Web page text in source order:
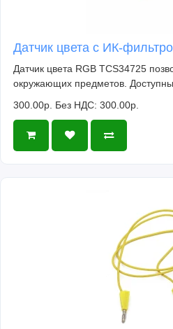
Датчик цвета с ИК-
Датчик цвета RGB TCS34725
окружающих предметов. Доступны
300.00р. Без НДС: 300.00р.